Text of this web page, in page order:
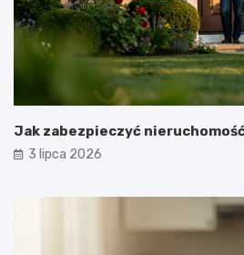
Jak zabezpieczyć
3 lipca 2026